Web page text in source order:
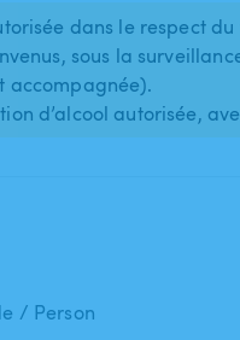
dans le respect du
sous la
accompagnée).
d’alcool autorisée,
/ Person